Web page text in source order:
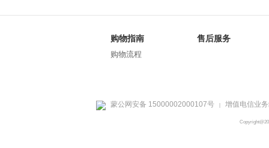
购物指南
购物流程
售后服务
蒙公网安备 15000002000107号 | 增值电信业